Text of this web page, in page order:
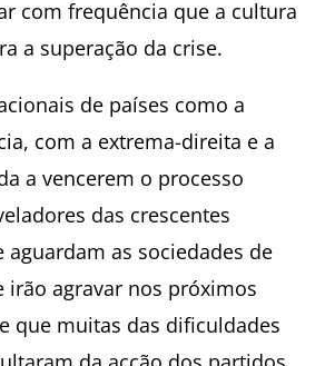
com frequência que a cultura
a superação da crise.
de países como a
com a extrema-direita e a
a vencerem o processo
das crescentes
as sociedades de
irão agravar nos próximos
que muitas das dificuldades